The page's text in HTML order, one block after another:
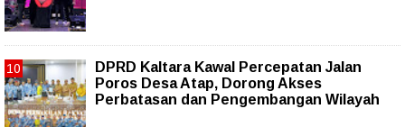
DPRD Kaltara Kawal Percepatan Jalan
Poros Desa Atap, Dorong Akses
Perbatasan dan Pengembangan Wilayah